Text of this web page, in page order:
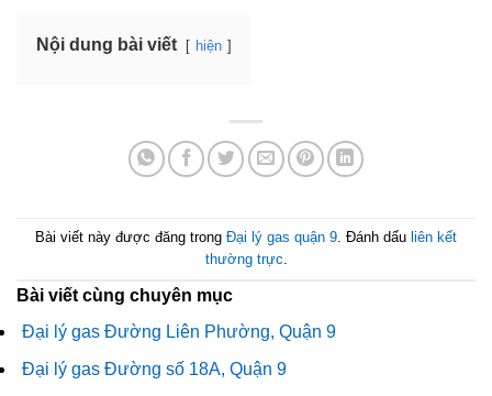
Nội dung bài viết hiện
Bài viết này được đăng trong Đại lý gas quận 9 . Đánh dấu liên kết
thường trực
Bài viết cùng chuyên mục
Đại lý gas Đường Liên Phường, Quận 9
Đại lý gas Đường số 18A, Quận 9